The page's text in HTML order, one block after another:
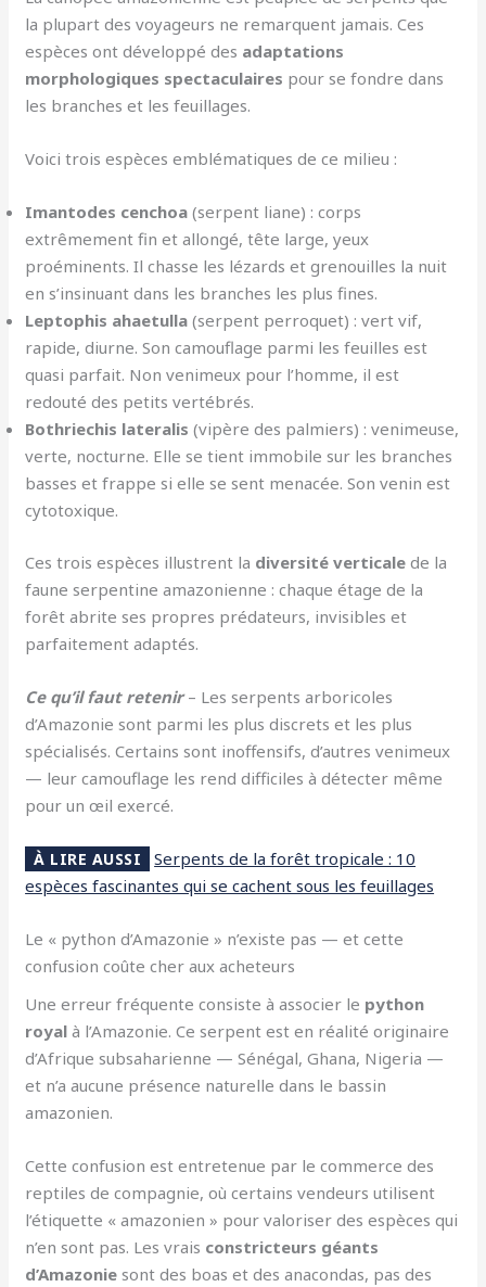
la plupart des voyageurs ne remarquent jamais. Ces
espèces ont développé des adaptations
morphologiques spectaculaires pour se fondre dans
les branches et les feuillages.
Voici trois espèces emblématiques de ce milieu :
Imantodes cenchoa (serpent liane) : corps
extrêmement fin et allongé, tête large, yeux
proéminents. Il chasse les lézards et grenouilles la nuit
en s’insinuant dans les branches les plus fines.
Leptophis ahaetulla (serpent perroquet) : vert vif,
rapide, diurne. Son camouflage parmi les feuilles est
quasi parfait. Non venimeux pour l’homme, il est
redouté des petits vertébrés.
Bothriechis lateralis (vipère des palmiers) : venimeuse,
verte, nocturne. Elle se tient immobile sur les branches
basses et frappe si elle se sent menacée. Son venin est
cytotoxique.
Ces trois espèces illustrent la diversité verticale de la
faune serpentine amazonienne : chaque étage de la
forêt abrite ses propres prédateurs, invisibles et
parfaitement adaptés.
Ce qu’il faut retenir– Les serpents arboricoles
d’Amazonie sont parmi les plus discrets et les plus
spécialisés. Certains sont inoffensifs, d’autres venimeux
— leur camouflage les rend difficiles à détecter même
pour un œil exercé.
À LIRE AUSSI
Serpents de la forêt tropicale : 10
espèces fascinantes qui se cachent sous les feuillages
Le « python d’Amazonie » n’existe pas — et cette
confusion coûte cher aux acheteurs
Une erreur fréquente consiste à associer le python
royal à l’Amazonie. Ce serpent est en réalité originaire
d’Afrique subsaharienne — Sénégal, Ghana, Nigeria —
et n’a aucune présence naturelle dans le bassin
amazonien.
Cette confusion est entretenue par le commerce des
reptiles de compagnie, où certains vendeurs utilisent
l’étiquette « amazonien » pour valoriser des espèces qui
n’en sont pas. Les vrais constricteurs géants
d’Amazonie sont des boas et des anacondas, pas des